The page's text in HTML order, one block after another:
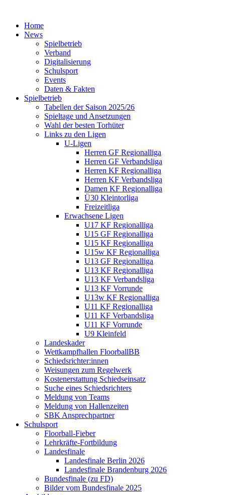
Home
News
Spielbetrieb
Verband
Digitalisierung
Schulsport
Events
Daten & Fakten
Spielbetrieb
Tabellen der Saison 2025/26
Spieltage und Ansetzungen
Wahl der besten Torhüter
Links zu den Ligen
U-Ligen
Herren GF Regionalliga
Herren GF Verbandsliga
Herren KF Regionalliga
Herren KF Verbandsliga
Damen KF Regionalliga
Ü30 Kleintorliga
Freizeitliga
Erwachsene Ligen
U17 KF Regionalliga
U15 GF Regionalliga
U15 KF Regionalliga
U15w KF Regionalliga
U13 GF Regionalliga
U13 KF Regionalliga
U13 KF Verbandsliga
U13 KF Vorrunde
U13w KF Regionalliga
U11 KF Regionalliga
U11 KF Verbandsliga
U11 KF Vorrunde
U9 Kleinfeld
Landeskader
Wettkampfhallen FloorballBB
Schiedsrichter:innen
Weisungen zum Regelwerk
Kostenerstattung Schiedseinsatz
Suche eines Schiedsrichters
Meldung von Teams
Meldung von Hallenzeiten
SBK Ansprechpartner
Schulsport
Floorball-Fieber
Lehrkräfte-Fortbildung
Landesfinale
Landesfinale Berlin 2026
Landesfinale Brandenburg 2026
Bundesfinale (zu FD)
Bilder vom Bundesfinale 2025